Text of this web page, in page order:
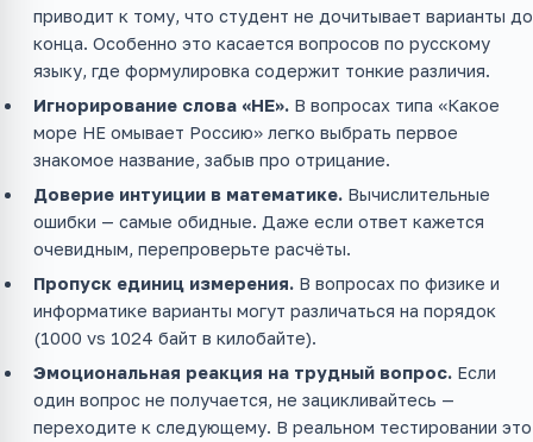
приводит к тому, что студент не дочитывает варианты до
конца. Особенно это касается вопросов по русскому
языку, где формулировка содержит тонкие различия.
Игнорирование слова «НЕ». В вопросах типа «Какое
море НЕ омывает Россию» легко выбрать первое
знакомое название, забыв про отрицание.
Доверие интуиции в математике. Вычислительные
ошибки — самые обидные. Даже если ответ кажется
очевидным, перепроверьте расчёты.
Пропуск единиц измерения. В вопросах по физике и
информатике варианты могут различаться на порядок
(1000 vs 1024 байт в килобайте).
Эмоциональная реакция на трудный вопрос. Если
один вопрос не получается, не зацикливайтесь —
переходите к следующему. В реальном тестировании это